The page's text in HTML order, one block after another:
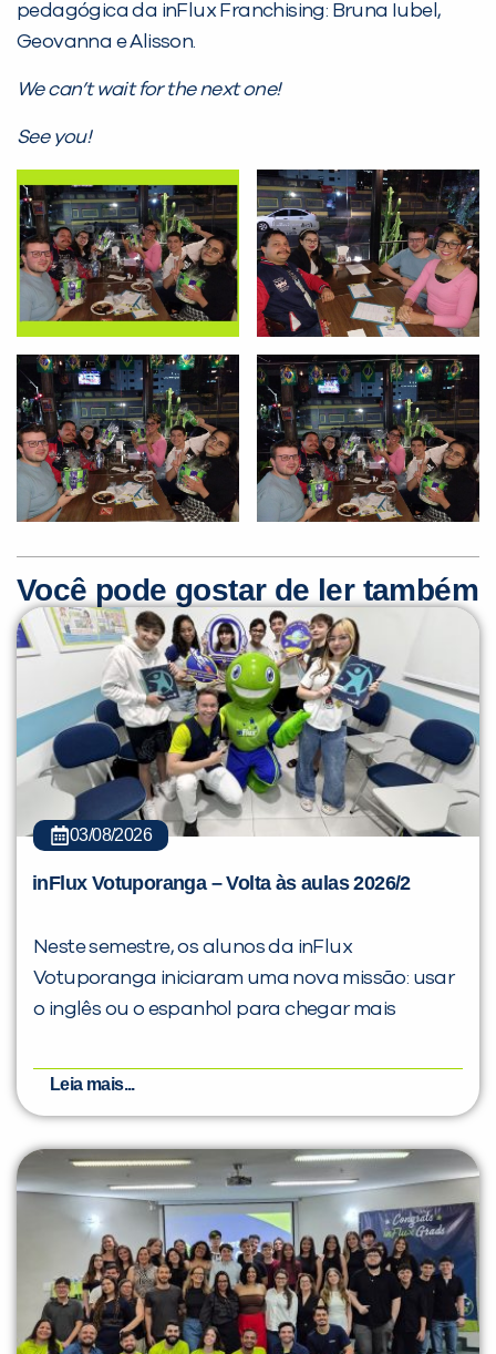
pedagógica da inFlux Franchising: Bruna Iubel,
Geovanna e Alisson.
We can’t wait for the next one!
See you!
Você pode gostar de ler também
03/08/2026
inFlux Votuporanga – Volta às aulas 2026/2
Neste semestre, os alunos da inFlux
Votuporanga iniciaram uma nova missão: usar
o inglês ou o espanhol para chegar mais
Leia mais...
Sim Não
VOLTAR